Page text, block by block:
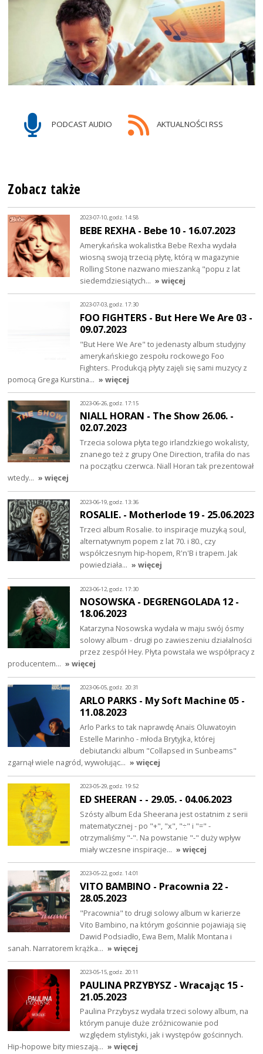
PODCAST AUDIO AKTUALNOŚCI RSS
Zobacz także
2023-07-10, godz. 14:58
BEBE REXHA - Bebe 10 - 16.07.2023
Amerykańska wokalistka Bebe Rexha wydała
wiosną swoją trzecią płytę, którą w magazynie
Rolling Stone nazwano mieszanką "popu z lat
siedemdziesiątych… » więcej
2023-07-03, godz. 17:30
FOO FIGHTERS - But Here We Are 03 -
09.07.2023
"But Here We Are" to jedenasty album studyjny
amerykańskiego zespołu rockowego Foo
Fighters. Produkcją płyty zajęli się sami muzycy z
pomocą Grega Kurstina… » więcej
2023-06-26, godz. 17:15
NIALL HORAN - The Show 26.06. -
02.07.2023
Trzecia solowa płyta tego irlandzkiego wokalisty,
znanego też z grupy One Direction, trafiła do nas
na początku czerwca. Niall Horan tak prezentował
wtedy… » więcej
2023-06-19, godz. 13:36
ROSALIE. - Motherlode 19 - 25.06.2023
Trzeci album Rosalie. to inspiracje muzyką soul,
alternatywnym popem z lat 70. i 80., czy
współczesnym hip-hopem, R'n'B i trapem. Jak
powiedziała… » więcej
2023-06-12, godz. 17:30
NOSOWSKA - DEGRENGOLADA 12 -
18.06.2023
Katarzyna Nosowska wydała w maju swój ósmy
solowy album - drugi po zawieszeniu działalności
przez zespół Hey. Płyta powstała we współpracy z
producentem… » więcej
2023-06-05, godz. 20:31
ARLO PARKS - My Soft Machine 05 -
11.08.2023
Arlo Parks to tak naprawdę Anaïs Oluwatoyin
Estelle Marinho - młoda Brytyjka, której
debiutancki album "Collapsed in Sunbeams"
zgarnął wiele nagród, wywołując… » więcej
2023-05-29, godz. 19:52
ED SHEERAN - - 29.05. - 04.06.2023
Szósty album Eda Sheerana jest ostatnim z serii
matematycznej - po "+", "x", "÷" i "=" -
otrzymaliśmy "-". Na powstanie "-" duży wpływ
miały wczesne inspiracje… » więcej
2023-05-22, godz. 14:01
VITO BAMBINO - Pracownia 22 -
28.05.2023
"Pracownia" to drugi solowy album w karierze
Vito Bambino, na którym gościnnie pojawiają się
Dawid Podsiadło, Ewa Bem, Malik Montana i
sanah. Narratorem krążka… » więcej
2023-05-15, godz. 20:11
PAULINA PRZYBYSZ - Wracając 15 -
21.05.2023
Paulina Przybysz wydała trzeci solowy album, na
którym panuje duże zróżnicowanie pod
względem stylistyki, jak i występów gościnnych.
Hip-hopowe bity mieszają… » więcej